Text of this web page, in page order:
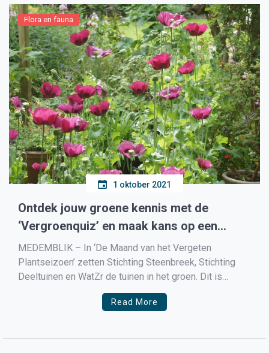
Flora en fauna
1 oktober 2021
Ontdek jouw groene kennis met de
‘Vergroenquiz’ en maak kans op een
hazelnootboom
MEDEMBLIK – In ‘De Maand van het Vergeten
Plantseizoen’ zetten Stichting Steenbreek, Stichting
Deeltuinen en WatZr de tuinen in het groen. Dit is
namelijk hét moment om de groene vrienden in de
grond te zetten. De aarde bevat nog veel warmte en
Read More